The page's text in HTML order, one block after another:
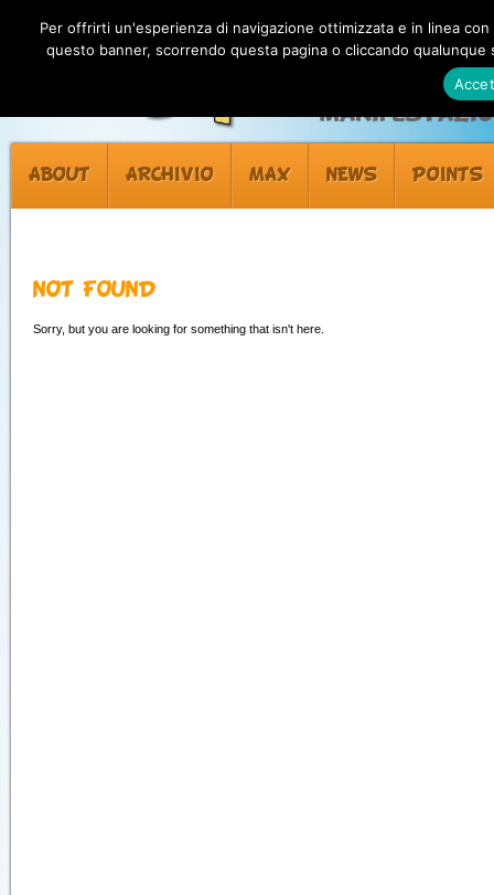
ABOUT ARCHIVIO MAX NEWS POINTS
NOT FOUND
Sorry, but you are looking for something that isn't here.
Per offrirti un'esperienza di navigazione ottimizzata e in linea
questo banner, scorrendo questa pagina o cliccando